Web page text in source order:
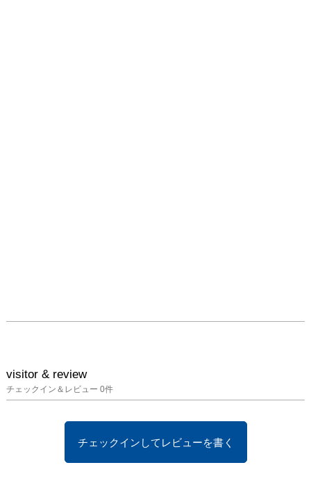
visitor & review
チェックイン＆レビュー 0件
チェックインしてレビューを書く